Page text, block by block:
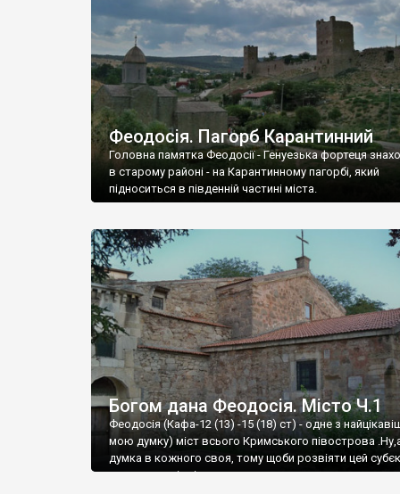
Феодосія. Пагорб Карантинний
Головна памятка Феодосії - Генуезька фортеця
в старому районі - на Карантинному пагорбі, який
підноситься в південній частині міста.
Богом дана Феодосія. Місто Ч.1
Феодосія (Кафа-12 (13) -15 (18) ст) - одне з
мою думку) міст всього Кримського півострова
думка в кожного своя, тому щоби розвіяти цей
запрошую відвідати це